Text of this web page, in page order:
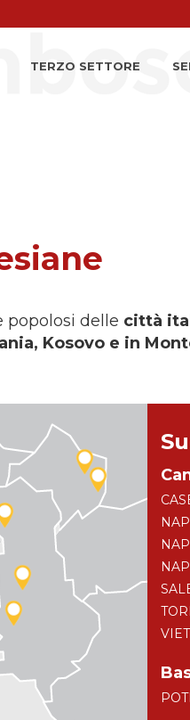
TERZO SETTORE
popolosi delle città
Kosovo e in